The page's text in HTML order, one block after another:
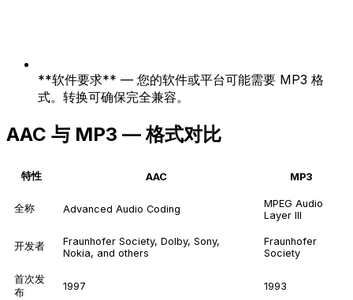
**软件要求** — 您的软件或平台可能需要 MP3 格
式。转换可确保完全兼容。
AAC 与 MP3 — 格式对比
特性 AAC MP3
全称 Advanced Audio Coding
MPEG Audio
Layer III
开发者
Fraunhofer Society, Dolby, Sony,
Nokia, and others
Fraunhofer
Society
首次发
布
1997 1993